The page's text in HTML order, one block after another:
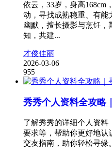
依云，33岁，身高168cm
动，寻找成熟稳重、有能
幽默，擅长摄影与烹饪，
知，共建...
才俊佳丽
2026-03-06
955
秀秀个人资料全攻略
了解秀秀的详细个人资料
要求等，帮助你更好地认
交友指南，助你轻松寻缘。